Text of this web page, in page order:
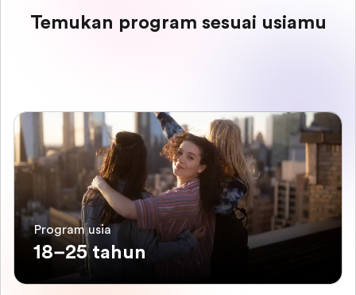
Temukan program sesuai usiamu
Program usia
18–25 tahun